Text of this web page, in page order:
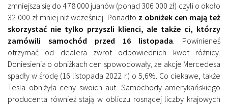
zmniejsza się do 478 000 juanów (ponad 306 000 zł) czyli o około
32 000 zł mniej niż wcześniej. Ponadto z obniżek cen mają też
skorzystać nie tylko przyszli klienci, ale także ci, którzy
zamówili samochód przed 16 listopada. Powinieneś
otrzymać od dealera zwrot odpowiednich kwot różnicy.
Doniesienia o obniżkach cen spowodowały, że akcje Mercedesa
spadły w środę (16 listopada 2022 r.) o 5,6%. Co ciekawe, także
Tesla obniżyła ceny swoich aut. Samochody amerykańskiego
producenta również stają w obliczu rosnącej liczby krajowych